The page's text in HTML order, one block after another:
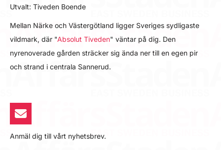
Utvalt: Tiveden Boende
Mellan Närke och Västergötland ligger Sveriges sydligaste
vildmark, där "Absolut Tiveden" väntar på dig. Den
nyrenoverade gården sträcker sig ända ner till en egen pir
och strand i centrala Sannerud.
Anmäl dig till vårt nyhetsbrev.